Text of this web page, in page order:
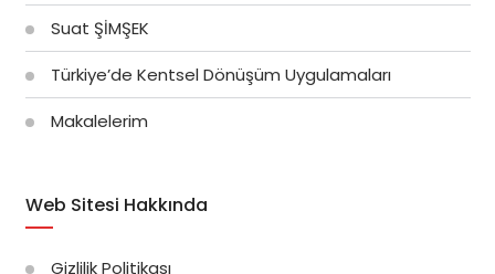
Suat ŞİMŞEK
Türkiye’de Kentsel Dönüşüm Uygulamaları
Makalelerim
Web Sitesi Hakkında
Gizlilik Politikası